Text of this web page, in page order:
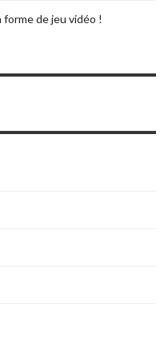
de jeu vidéo !